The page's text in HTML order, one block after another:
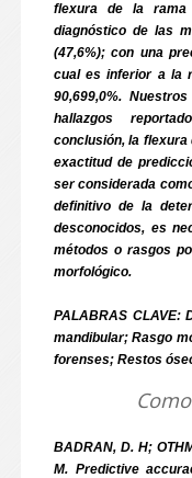
flexura de la
diagnóstico de las
(47,6%); con una
cual es inferior a la
90,6­99,0%.
hallazgos
conclusión, la flexura
exactitud de
ser considerada
definitivo de la
desconocidos, es
métodos o rasgos
morfológico.
PALABRAS CLAVE:
mandibular; Rasgo
forenses; Restos
BADRAN, D. H;
M. Predictive